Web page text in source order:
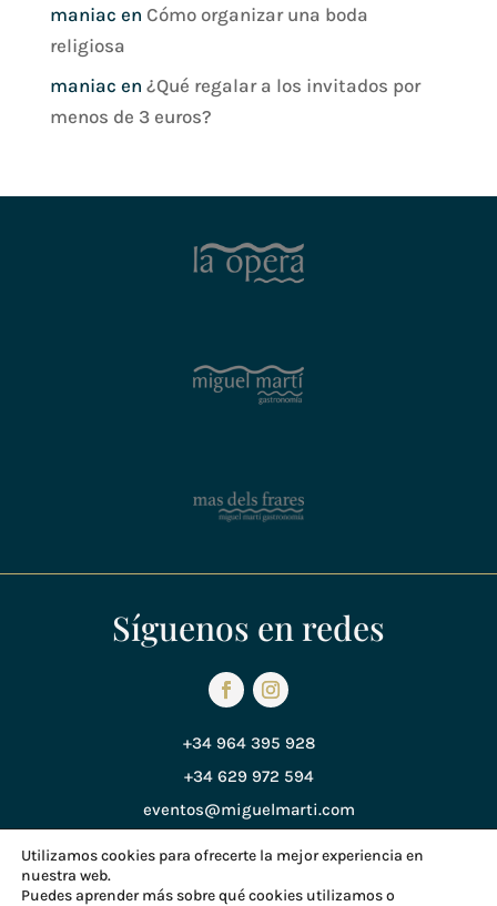
maniac en Cómo organizar una boda
religiosa
maniac en ¿Qué regalar a los invitados por
menos de 3 euros?
Síguenos en redes
+34 964 395 928
+34 629 972 594
eventos@miguelmarti.com
Política de Privacidad
Utilizamos cookies para ofrecerte la mejor experiencia en
nuestra web.
Puedes aprender más sobre qué cookies utilizamos o